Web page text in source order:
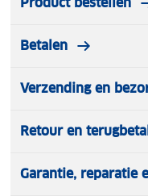
Betalen
Verzending en
Retour en
Garantie, reparatie